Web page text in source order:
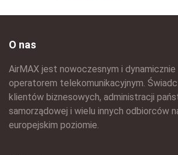
O nas
AirMAX jest nowoczesnym i dynamicznie
operatorem telekomunikacyjnym.
klientów biznesowych, administracji
samorządowej i wielu innych odbiorców
europejskim poziomie.